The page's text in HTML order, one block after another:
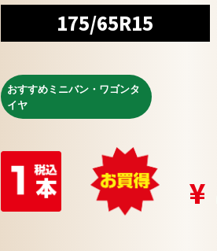
175/65R15
おすすめミニバン・ワゴンタ
イヤ